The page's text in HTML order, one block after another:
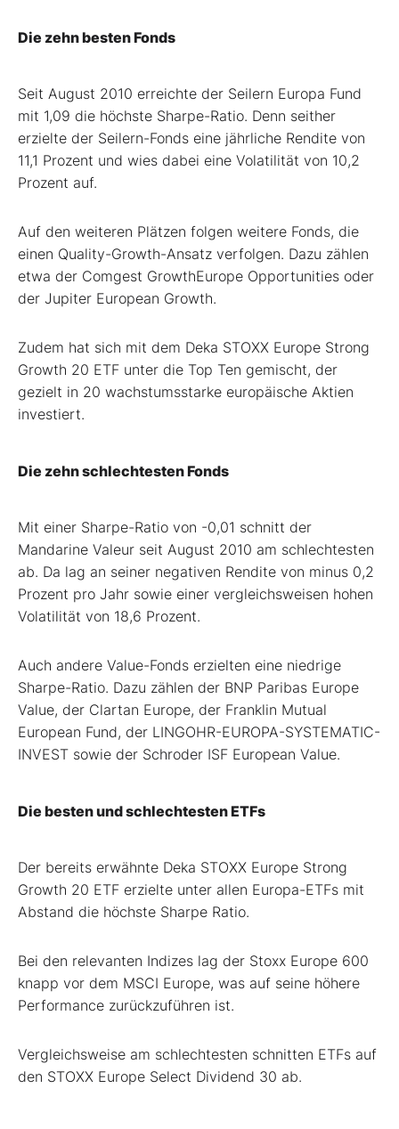
Die zehn besten Fonds
Seit August 2010 erreichte der Seilern Europa Fund
mit 1,09 die höchste Sharpe-Ratio. Denn seither
erzielte der Seilern-Fonds eine jährliche Rendite von
11,1 Prozent und wies dabei eine Volatilität von 10,2
Prozent auf.
Auf den weiteren Plätzen folgen weitere Fonds, die
einen Quality-Growth-Ansatz verfolgen. Dazu zählen
etwa der Comgest GrowthEurope Opportunities oder
der Jupiter European Growth.
Zudem hat sich mit dem Deka STOXX Europe Strong
Growth 20 ETF unter die Top Ten gemischt, der
gezielt in 20 wachstumsstarke europäische Aktien
investiert.
Die zehn schlechtesten Fonds
Mit einer Sharpe-Ratio von -0,01 schnitt der
Mandarine Valeur seit August 2010 am schlechtesten
ab. Da lag an seiner negativen Rendite von minus 0,2
Prozent pro Jahr sowie einer vergleichsweisen hohen
Volatilität von 18,6 Prozent.
Auch andere Value-Fonds erzielten eine niedrige
Sharpe-Ratio. Dazu zählen der BNP Paribas Europe
Value, der Clartan Europe, der Franklin Mutual
European Fund, der LINGOHR-EUROPA-SYSTEMATIC-
INVEST sowie der Schroder ISF European Value.
Die besten und schlechtesten ETFs
Der bereits erwähnte Deka STOXX Europe Strong
Growth 20 ETF erzielte unter allen Europa-ETFs mit
Abstand die höchste Sharpe Ratio.
Bei den relevanten Indizes lag der Stoxx Europe 600
knapp vor dem MSCI Europe, was auf seine höhere
Performance zurückzuführen ist.
Vergleichsweise am schlechtesten schnitten ETFs auf
den STOXX Europe Select Dividend 30 ab.